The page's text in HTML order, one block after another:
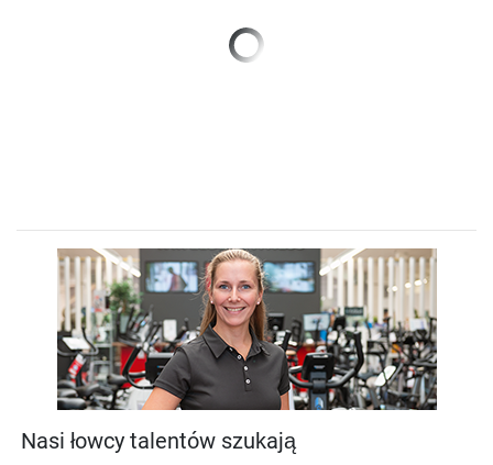
Nasi łowcy talentów szukają